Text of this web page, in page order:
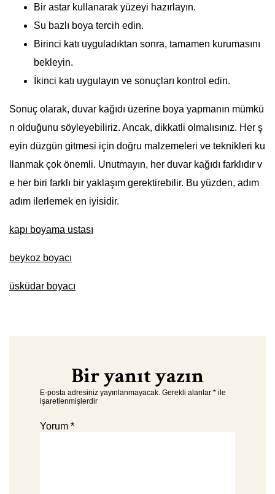
Bir astar kullanarak yüzeyi hazırlayın.
Su bazlı boya tercih edin.
Birinci katı uyguladıktan sonra, tamamen kurumasını
bekleyin.
İkinci katı uygulayın ve sonuçları kontrol edin.
Sonuç olarak, duvar kağıdı üzerine boya yapmanın mümkü
n olduğunu söyleyebiliriz. Ancak, dikkatli olmalısınız. Her ş
eyin düzgün gitmesi için doğru malzemeleri ve teknikleri ku
llanmak çok önemli. Unutmayın, her duvar kağıdı farklıdır v
e her biri farklı bir yaklaşım gerektirebilir. Bu yüzden, adım
adım ilerlemek en iyisidir.
kapı boyama ustası
beykoz boyacı
üsküdar boyacı
Bir yanıt yazın
E-posta adresiniz yayınlanmayacak. Gerekli alanlar * ile
işaretlenmişlerdir
Yorum *